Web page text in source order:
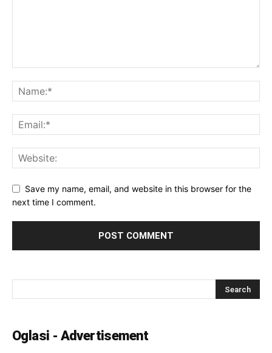
Save my name, email, and website in this browser for the
next time I comment.
Oglasi - Advertisement